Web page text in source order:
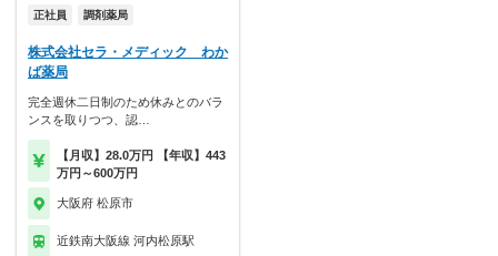
正社員 調剤薬局
株式会社セラ・メディック わか
ば薬局
完全週休二日制のため休みとのバラ
ンスを取りつつ、認…
【月収】28.0万円 【年収】443
万円～600万円
大阪府 松原市
近鉄南大阪線 河内松原駅